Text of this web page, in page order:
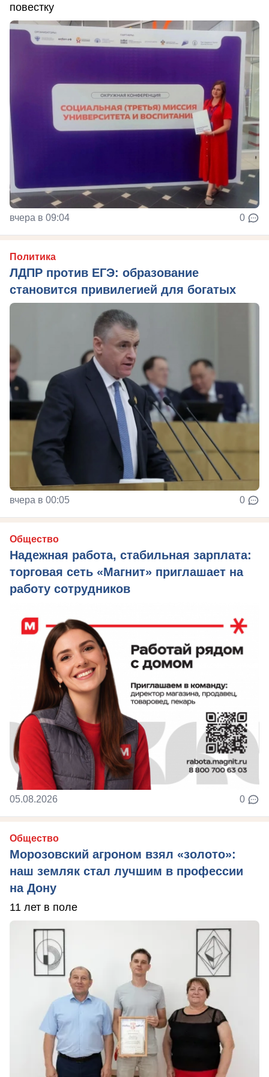
повестку
вчера в 09:04 0
Политика
ЛДПР против ЕГЭ: образование
становится привилегией для богатых
вчера в 00:05 0
Общество
Надежная работа, стабильная зарплата:
торговая сеть «Магнит» приглашает на
работу сотрудников
05.08.2026 0
Общество
Морозовский агроном взял «золото»:
наш земляк стал лучшим в профессии
на Дону
11 лет в поле